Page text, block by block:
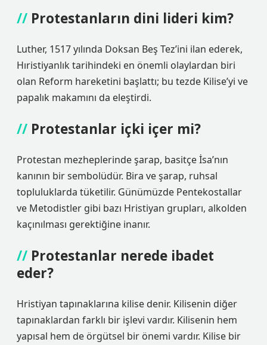
Protestanların dini lideri kim?
Luther, 1517 yılında Doksan Beş Tez’ini ilan ederek,
Hıristiyanlık tarihindeki en önemli olaylardan biri
olan Reform hareketini başlattı; bu tezde Kilise’yi ve
papalık makamını da eleştirdi.
Protestanlar içki içer mi?
Protestan mezheplerinde şarap, basitçe İsa’nın
kanının bir sembolüdür. Bira ve şarap, ruhsal
topluluklarda tüketilir. Günümüzde Pentekostallar
ve Metodistler gibi bazı Hristiyan grupları, alkolden
kaçınılması gerektiğine inanır.
Protestanlar nerede ibadet
eder?
Hristiyan tapınaklarına kilise denir. Kilisenin diğer
tapınaklardan farklı bir işlevi vardır. Kilisenin hem
yapısal hem de örgütsel bir önemi vardır. Kilise bir